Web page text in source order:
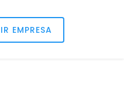
EMPRESA